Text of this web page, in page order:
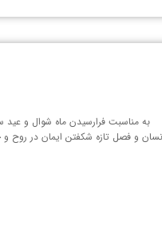
مناسبت فرارسیدن ماه شوال و عید
و فصل تازه شکفتن ایمان در